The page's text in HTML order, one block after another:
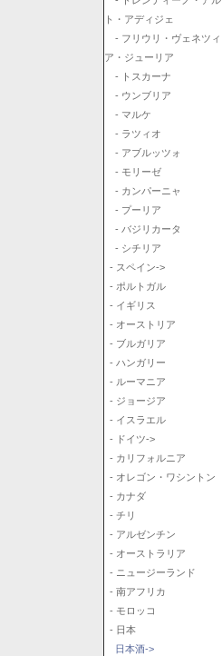
ト・アディジェ
- フリウリ・ヴェネツィ
ア・ジューリア
- トスカーナ
- ウンブリア
- マルケ
- ラツィオ
- アブルッツォ
- モリーゼ
- カンパーニャ
- プーリア
- バジリカータ
- シチリア
- スペイン->
- ポルトガル
- イギリス
- オーストリア
- ブルガリア
- ハンガリー
- ルーマニア
- ジョージア
- イスラエル
- ドイツ->
- カリフォルニア
- オレゴン・ワシントン
- カナダ
- チリ
- アルゼンチン
- オーストラリア
- ニュージーランド
- 南アフリカ
- モロッコ
- 日本
日本酒->